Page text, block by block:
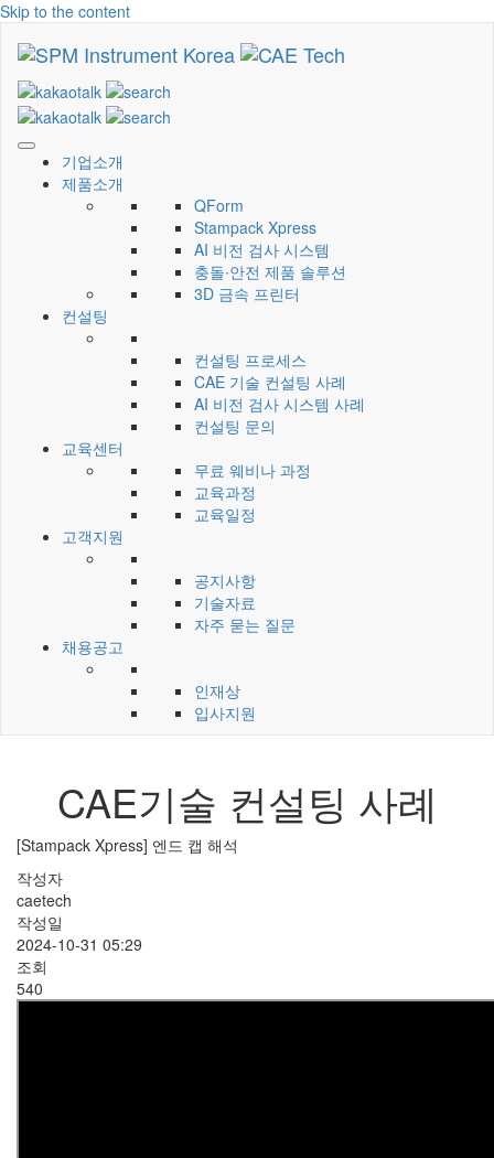
Skip to the content
CAE Technology
씨에이이테크놀러지
기업소개
제품소개
QForm
Stampack Xpress
AI 비전 검사 시스템
충돌∙안전 제품 솔루션
3D 금속 프린터
컨설팅
컨설팅 프로세스
CAE 기술 컨설팅 사례
AI 비전 검사 시스템 사례
컨설팅 문의
교육센터
무료 웨비나 과정
교육과정
교육일정
고객지원
공지사항
기술자료
자주 묻는 질문
채용공고
인재상
입사지원
CAE기술 컨설팅 사례
[Stampack Xpress] 엔드 캡 해석
작성자
caetech
작성일
2024-10-31 05:29
조회
540